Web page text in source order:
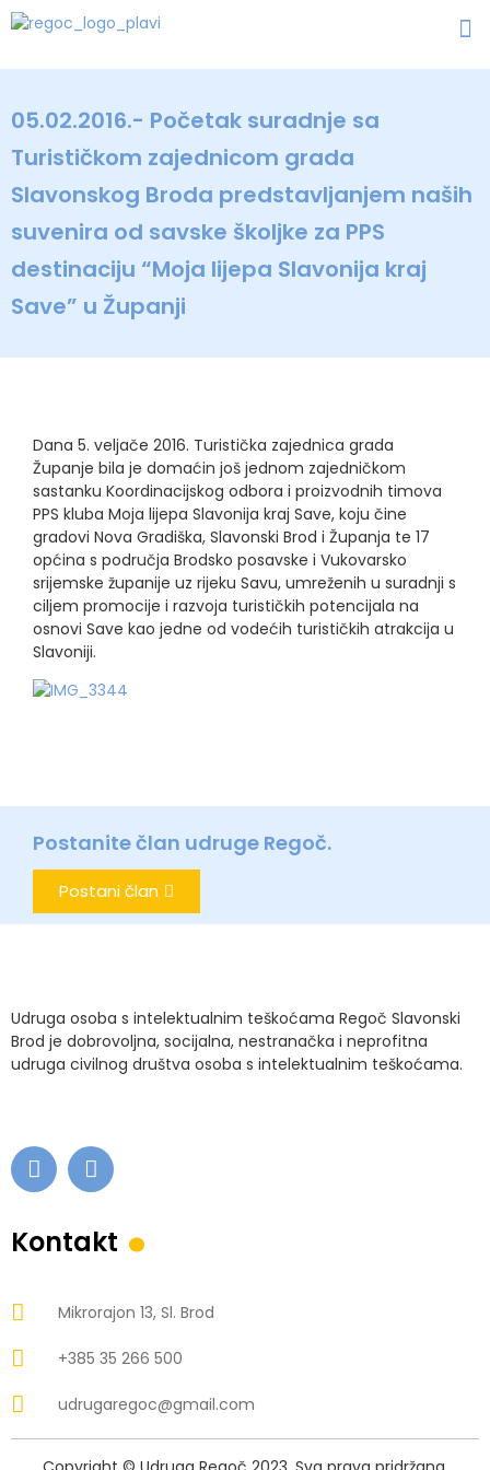
05.02.2016.- Početak suradnje sa
Turističkom zajednicom grada
Slavonskog Broda predstavljanjem naših
suvenira od savske školjke za PPS
destinaciju “Moja lijepa Slavonija kraj
Save” u Županji
Dana 5. veljače 2016. Turistička zajednica grada
Županje bila je domaćin još jednom zajedničkom
sastanku Koordinacijskog odbora i proizvodnih timova
PPS kluba Moja lijepa Slavonija kraj Save, koju čine
gradovi Nova Gradiška, Slavonski Brod i Županja te 17
općina s područja Brodsko posavske i Vukovarsko
srijemske županije uz rijeku Savu, umreženih u suradnji s
ciljem promocije i razvoja turističkih potencijala na
osnovi Save kao jedne od vodećih turističkih atrakcija u
Slavoniji.
Postanite član udruge Regoč.
Postani član
Udruga osoba s intelektualnim teškoćama Regoč Slavonski
Brod je dobrovoljna, socijalna, nestranačka i neprofitna
udruga civilnog društva osoba s intelektualnim teškoćama.
Kontakt .
Mikrorajon 13, Sl. Brod
+385 35 266 500
udrugaregoc@gmail.com